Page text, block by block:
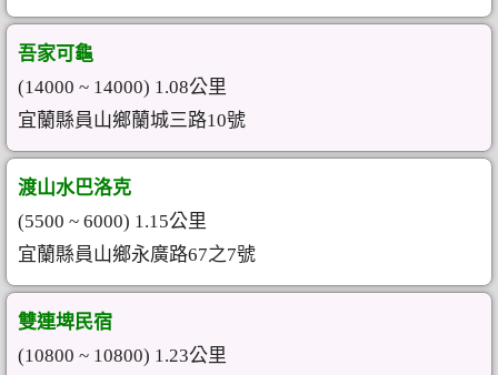
吾家可龜
(14000 ~ 14000) 1.08公里
宜蘭縣員山鄉蘭城三路10號
渡山水巴洛克
(5500 ~ 6000) 1.15公里
宜蘭縣員山鄉永廣路67之7號
雙連埤民宿
(10800 ~ 10800) 1.23公里